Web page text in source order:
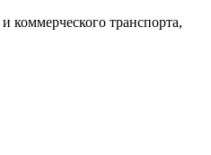
коммерческого транспорта,